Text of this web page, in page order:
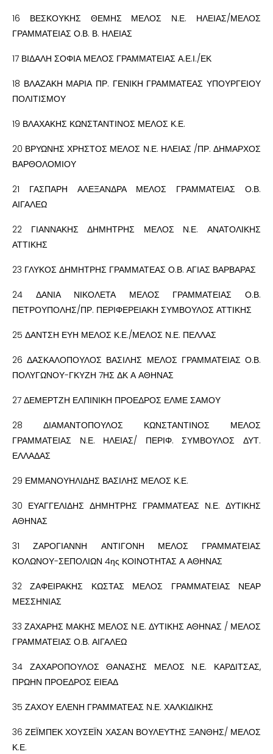
16 ΒΕΣΚΟΥΚΗΣ ΘΕΜΗΣ ΜΕΛΟΣ Ν.Ε. ΗΛΕΙΑΣ/ΜΕΛΟΣ
ΓΡΑΜΜΑΤΕΙΑΣ Ο.Β. Β. ΗΛΕΙΑΣ
17 ΒΙΔΑΛΗ ΣΟΦΙΑ ΜΕΛΟΣ ΓΡΑΜΜΑΤΕΙΑΣ Α.Ε.Ι./ΕΚ
18 ΒΛΑΖΑΚΗ ΜΑΡΙΑ ΠΡ. ΓΕΝΙΚΗ ΓΡΑΜΜΑΤΕΑΣ ΥΠΟΥΡΓΕΙΟΥ
ΠΟΛΙΤΙΣΜΟΥ
19 ΒΛΑΧΑΚΗΣ ΚΩΝΣΤΑΝΤΙΝΟΣ ΜΕΛΟΣ Κ.Ε.
20 ΒΡΥΩΝΗΣ ΧΡΗΣΤΟΣ ΜΕΛΟΣ Ν.Ε. ΗΛΕΙΑΣ /ΠΡ. ΔΗΜΑΡΧΟΣ
ΒΑΡΘΟΛΟΜΙΟΥ
21 ΓΑΣΠΑΡΗ ΑΛΕΞΑΝΔΡΑ ΜΕΛΟΣ ΓΡΑΜΜΑΤΕΙΑΣ Ο.Β.
ΑΙΓΑΛΕΩ
22 ΓΙΑΝΝΑΚΗΣ ΔΗΜΗΤΡΗΣ ΜΕΛΟΣ Ν.Ε. ΑΝΑΤΟΛΙΚΗΣ
ΑΤΤΙΚΗΣ
23 ΓΛΥΚΟΣ ΔΗΜΗΤΡΗΣ ΓΡΑΜΜΑΤΕΑΣ Ο.Β. ΑΓΙΑΣ ΒΑΡΒΑΡΑΣ
24 ΔΑΝΙΑ ΝΙΚΟΛΕΤΑ ΜΕΛΟΣ ΓΡΑΜΜΑΤΕΙΑΣ Ο.Β.
ΠΕΤΡΟΥΠΟΛΗΣ/ΠΡ. ΠΕΡΙΦΕΡΕΙΑΚΗ ΣΥΜΒΟΥΛΟΣ ΑΤΤΙΚΗΣ
25 ΔΑΝΤΣΗ ΕΥΗ ΜΕΛΟΣ Κ.Ε./ΜΕΛΟΣ Ν.Ε. ΠΕΛΛΑΣ
26 ΔΑΣΚΑΛΟΠΟΥΛΟΣ ΒΑΣΙΛΗΣ ΜΕΛΟΣ ΓΡΑΜΜΑΤΕΙΑΣ Ο.Β.
ΠΟΛΥΓΩΝΟΥ-ΓΚΥΖΗ 7ΗΣ ΔΚ Α ΑΘΗΝΑΣ
27 ΔΕΜΕΡΤΖΗ ΕΛΠΙΝΙΚΗ ΠΡΟΕΔΡΟΣ ΕΛΜΕ ΣΑΜΟΥ
28 ΔΙΑΜΑΝΤΟΠΟΥΛΟΣ ΚΩΝΣΤΑΝΤΙΝΟΣ ΜΕΛΟΣ
ΓΡΑΜΜΑΤΕΙΑΣ Ν.Ε. ΗΛΕΙΑΣ/ ΠΕΡΙΦ. ΣΥΜΒΟΥΛΟΣ ΔΥΤ.
ΕΛΛΑΔΑΣ
29 ΕΜΜΑΝΟΥΗΛΙΔΗΣ ΒΑΣΙΛΗΣ ΜΕΛΟΣ Κ.Ε.
30 ΕΥΑΓΓΕΛΙΔΗΣ ΔΗΜΗΤΡΗΣ ΓΡΑΜΜΑΤΕΑΣ Ν.Ε. ΔΥΤΙΚΗΣ
ΑΘΗΝΑΣ
31 ΖΑΡΟΓΙΑΝΝΗ ΑΝΤΙΓΟΝΗ ΜΕΛΟΣ ΓΡΑΜΜΑΤΕΙΑΣ
ΚΟΛΩΝΟΥ-ΣΕΠΟΛΙΩΝ 4ης ΚΟΙΝΟΤΗΤΑΣ Α ΑΘΗΝΑΣ
32 ΖΑΦΕΙΡΑΚΗΣ ΚΩΣΤΑΣ ΜΕΛΟΣ ΓΡΑΜΜΑΤΕΙΑΣ ΝΕΑΡ
ΜΕΣΣΗΝΙΑΣ
33 ΖΑΧΑΡΗΣ ΜΑΚΗΣ ΜΕΛΟΣ Ν.Ε. ΔΥΤΙΚΗΣ ΑΘΗΝΑΣ / ΜΕΛΟΣ
ΓΡΑΜΜΑΤΕΙΑΣ Ο.Β. ΑΙΓΑΛΕΩ
34 ΖΑΧΑΡΟΠΟΥΛΟΣ ΘΑΝΑΣΗΣ ΜΕΛΟΣ Ν.Ε. ΚΑΡΔΙΤΣΑΣ,
ΠΡΩΗΝ ΠΡΟΕΔΡΟΣ ΕΙΕΑΔ
35 ΖΑΧΟΥ ΕΛΕΝΗ ΓΡΑΜΜΑΤΕΑΣ Ν.Ε. ΧΑΛΚΙΔΙΚΗΣ
36 ΖΕΪΜΠΕΚ ΧΟΥΣΕΪΝ ΧΑΣΑΝ ΒΟΥΛΕΥΤΗΣ ΞΑΝΘΗΣ/ ΜΕΛΟΣ
Κ.Ε.